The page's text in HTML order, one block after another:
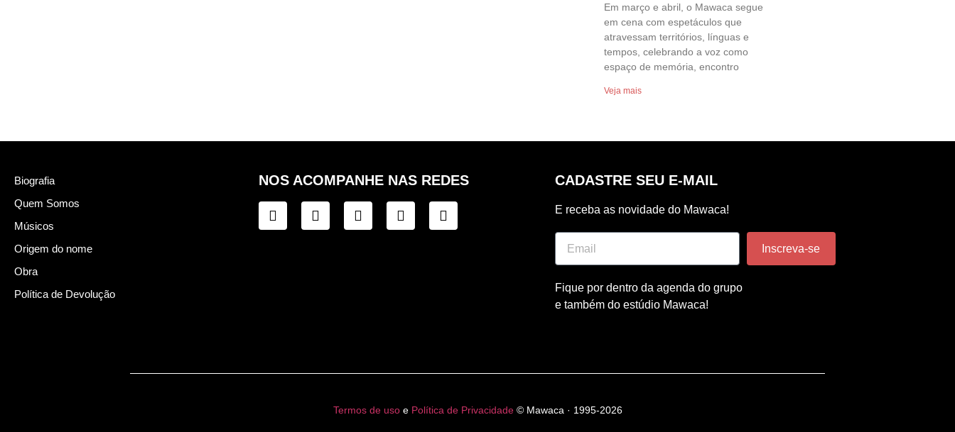
Em março e abril, o Mawaca segue
em cena com espetáculos que
atravessam territórios, línguas e
tempos, celebrando a voz como
espaço de memória, encontro
Veja mais
Biografia
Quem Somos
Músicos
Origem do nome
Obra
Política de Devolução
NOS ACOMPANHE NAS REDES CADASTRE SEU E-MAIL
E receba as novidade do Mawaca!
Inscreva-se
Fique por dentro da agenda do grupo
e também do estúdio Mawaca!
Termos de usoe Política de Privacidade© Mawaca · 1995-2026